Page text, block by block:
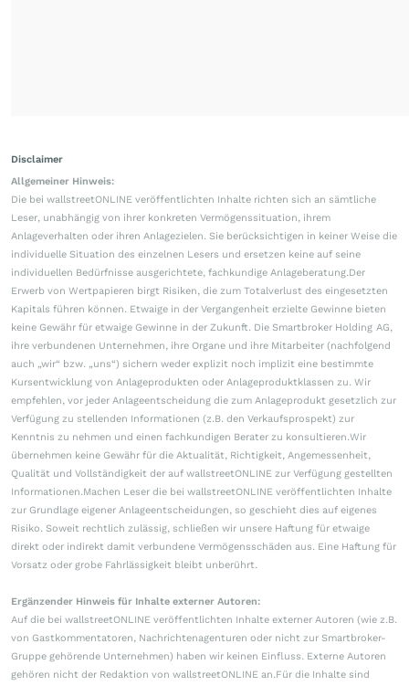
Disclaimer
Allgemeiner Hinweis:
Die bei wallstreetONLINE veröffentlichten Inhalte richten sich an sämtliche
Leser, unabhängig von ihrer konkreten Vermögenssituation, ihrem
Anlageverhalten oder ihren Anlagezielen. Sie berücksichtigen in keiner Weise die
individuelle Situation des einzelnen Lesers und ersetzen keine auf seine
individuellen Bedürfnisse ausgerichtete, fachkundige Anlageberatung.Der
Erwerb von Wertpapieren birgt Risiken, die zum Totalverlust des eingesetzten
Kapitals führen können. Etwaige in der Vergangenheit erzielte Gewinne bieten
keine Gewähr für etwaige Gewinne in der Zukunft. Die Smartbroker Holding AG,
ihre verbundenen Unternehmen, ihre Organe und ihre Mitarbeiter (nachfolgend
auch „wir“ bzw. „uns“) sichern weder explizit noch implizit eine bestimmte
Kursentwicklung von Anlageprodukten oder Anlageproduktklassen zu. Wir
empfehlen, vor jeder Anlageentscheidung die zum Anlageprodukt gesetzlich zur
Verfügung zu stellenden Informationen (z.B. den Verkaufsprospekt) zur
Kenntnis zu nehmen und einen fachkundigen Berater zu konsultieren.Wir
übernehmen keine Gewähr für die Aktualität, Richtigkeit, Angemessenheit,
Qualität und Vollständigkeit der auf wallstreetONLINE zur Verfügung gestellten
Informationen.Machen Leser die bei wallstreetONLINE veröffentlichten Inhalte
zur Grundlage eigener Anlageentscheidungen, so geschieht dies auf eigenes
Risiko. Soweit rechtlich zulässig, schließen wir unsere Haftung für etwaige
direkt oder indirekt damit verbundene Vermögensschäden aus. Eine Haftung für
Vorsatz oder grobe Fahrlässigkeit bleibt unberührt.
Ergänzender Hinweis für Inhalte externer Autoren:
Auf die bei wallstreetONLINE veröffentlichten Inhalte externer Autoren (wie z.B.
von Gastkommentatoren, Nachrichtenagenturen oder nicht zur Smartbroker-
Gruppe gehörende Unternehmen) haben wir keinen Einfluss. Externe Autoren
gehören nicht der Redaktion von wallstreetONLINE an.Für die Inhalte sind